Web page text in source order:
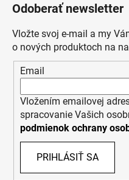
Odoberať newsletter
Vložte svoj e-mail a my
o nových produktoch na
Email
Vložením emailovej
spracovanie Vašich
podmienok ochrany
PRIHLÁSIŤ SA